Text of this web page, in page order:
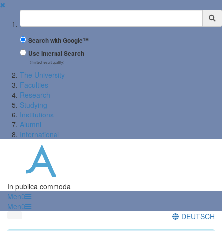
✖
Suchbegriff
Search with Google™
Use Internal Search
(limited result quality)
The University
Faculties
Research
Studying
Institutions
Alumni
International
In publica commoda
Menü
Menü
DEUTSCH